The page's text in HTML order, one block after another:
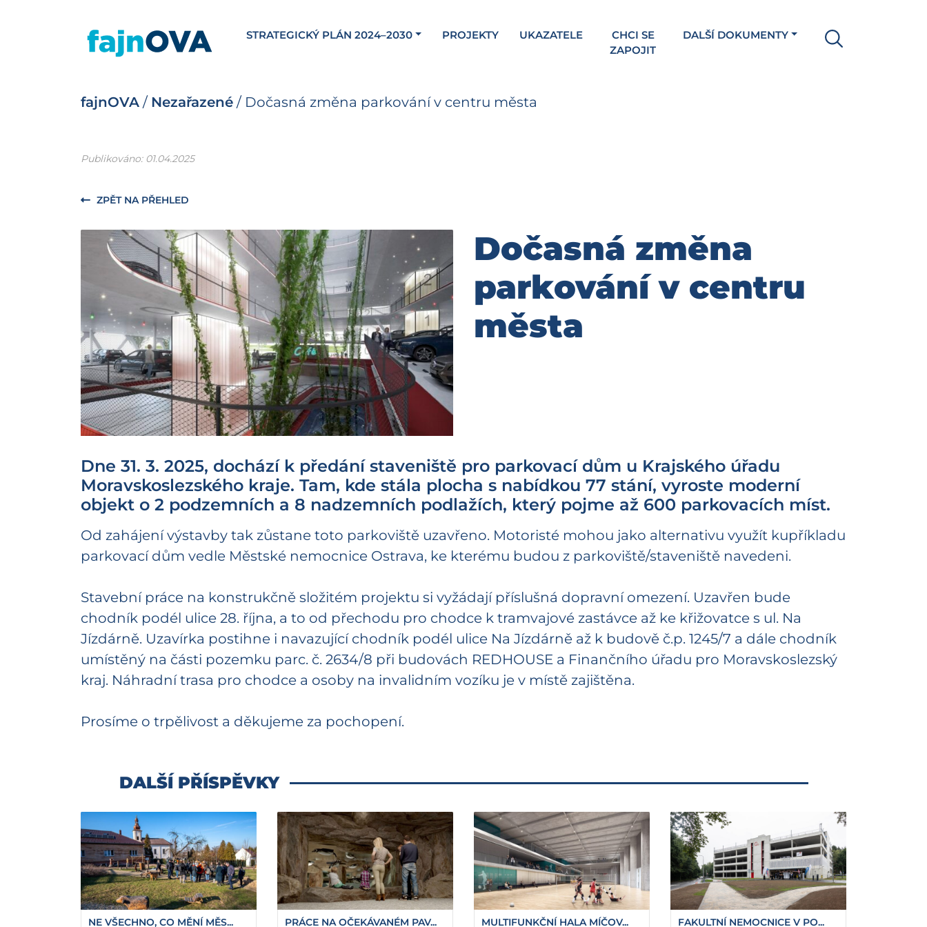
STRATEGICKÝ PLÁN 2024–2030 PROJEKTY UKAZATELE
CHCI SE
ZAPOJIT
DALŠÍ DOKUMENTY
fajnOVA / Nezařazené / Dočasná změna parkování v centru města
Publikováno: 01.04.2025
ZPĚT NA PŘEHLED
Dočasná změna
parkování v centru
města
Dne 31. 3. 2025, dochází k předání staveniště pro parkovací dům u Krajského úřadu
Moravskoslezského kraje. Tam, kde stála plocha s nabídkou 77 stání, vyroste moderní
objekt o 2 podzemních a 8 nadzemních podlažích, který pojme až 600 parkovacích míst.
Od zahájení výstavby tak zůstane toto parkoviště uzavřeno. Motoristé mohou jako alternativu využít kupříkladu
parkovací dům vedle Městské nemocnice Ostrava, ke kterému budou z parkoviště/staveniště navedeni.
Stavební práce na konstrukčně složitém projektu si vyžádají příslušná dopravní omezení. Uzavřen bude
chodník podél ulice 28. října, a to od přechodu pro chodce k tramvajové zastávce až ke křižovatce s ul. Na
Jízdárně. Uzavírka postihne i navazující chodník podél ulice Na Jízdárně až k budově č.p. 1245/7 a dále chodník
umístěný na části pozemku parc. č. 2634/8 při budovách REDHOUSE a Finančního úřadu pro Moravskoslezský
kraj. Náhradní trasa pro chodce a osoby na invalidním vozíku je v místě zajištěna.
Prosíme o trpělivost a děkujeme za pochopení.
DALŠÍ PŘÍSPĚVKY
NE VŠECHNO, CO MĚNÍ MĚS... PRÁCE NA OČEKÁVANÉM PAV... MULTIFUNKČNÍ HALA MÍČOV... FAKULTNÍ NEMOCNICE V PO...